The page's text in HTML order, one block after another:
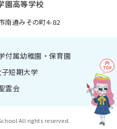
園高等学校
南通みその町4-82
付属幼稚園・保育園
短期大学
霊会
All rights reserved.